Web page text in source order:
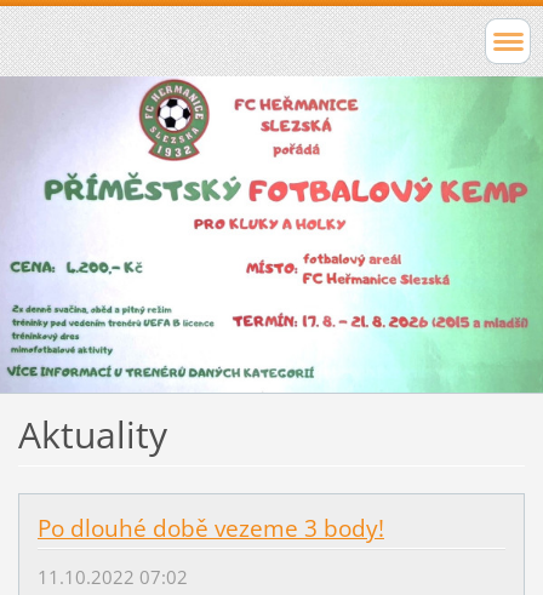
Aktuality
Po dlouhé době vezeme 3 body!
11.10.2022 07:02